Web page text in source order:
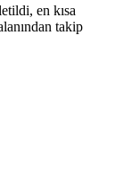
en kısa
takip